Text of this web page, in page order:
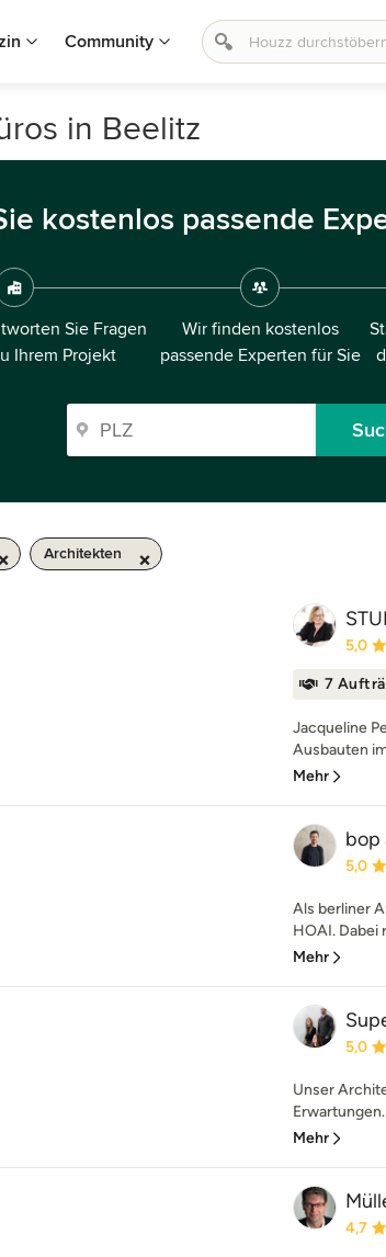
Community
in Beelitz
kostenlos passende
Sie Fragen
Ihrem Projekt
Wir finden kostenlos
passende Experten für Sie
Architekten
5,0
7
Jacqueline
Ausbauten
Mehr
bop
5,0
Als berliner
HOAI. Dabei
Mehr
5,0
Unser
Mehr
4,7